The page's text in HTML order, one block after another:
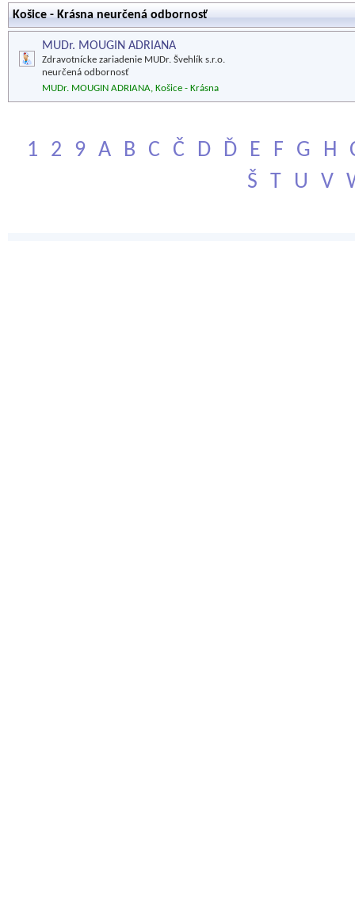
Košice - Krásna neurčená odbornosť
MUDr. MOUGIN ADRIANA
Zdravotnícke zariadenie MUDr. Švehlík s.r.o.
neurčená odbornosť
MUDr. MOUGIN ADRIANA, Košice - Krásna
1 2 9 A B C Č D Ď E F G H
Š
T U V